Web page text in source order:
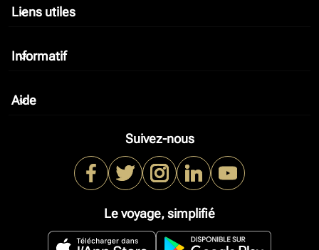
Liens utiles
keyboard_arrow_down
Informatif
keyboard_arrow_down
Aide
keyboard_arrow_down
Suivez-nous
Le voyage, simplifié